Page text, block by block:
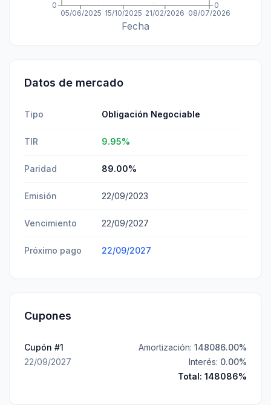
05/06/2025 15/10/2025 21/02/2026 08/07/2026
Fecha
0 0
Datos de mercado
Tipo Obligación Negociable
TIR 9.95%
Paridad 89.00%
Emisión 22/09/2023
Vencimiento 22/09/2027
Próximo pago 22/09/2027
Cupones
Cupón #1
22/09/2027
Amortización: 148086.00%
Interés: 0.00%
Total: 148086%